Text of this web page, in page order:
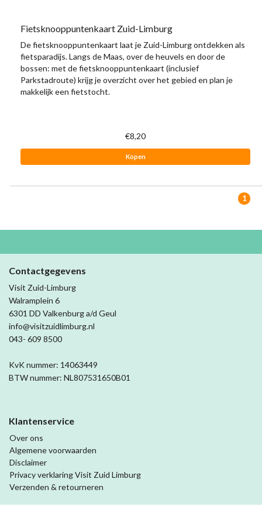
Fietsknooppuntenkaart Zuid-Limburg
De fietsknooppuntenkaart laat je Zuid-Limburg ontdekken als
fietsparadijs. Langs de Maas, over de heuvels en door de
bossen: met de fietsknooppuntenkaart (inclusief
Parkstadroute) krijg je overzicht over het gebied en plan je
makkelijk een fietstocht.
€8,20
Kopen
1
Contactgegevens
Visit Zuid-Limburg
Walramplein 6
6301 DD Valkenburg a/d Geul
info@visitzuidlimburg.nl
043- 609 8500
KvK nummer: 14063449
BTW nummer: NL807531650B01
Klantenservice
Over ons
Algemene voorwaarden
Disclaimer
Privacy verklaring Visit Zuid Limburg
Verzenden & retourneren